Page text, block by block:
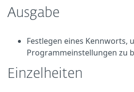
Ausgabe
Festlegen eines Kennworts,
Programmeinstellungen zu
Einzelheiten